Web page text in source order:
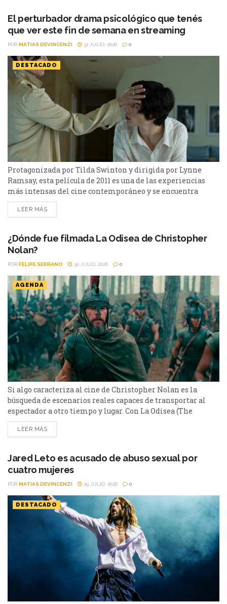
estado rodeada de...
El perturbador drama psicológico que tenés
que ver este fin de semana en streaming
POR MATIAS DEVINCENZI 31 JULIO, 2026 0
DESTACADO
Protagonizada por Tilda Swinton y dirigida por Lynne
Ramsay, esta película de 2011 es una de las experiencias
más intensas del cine contemporáneo y se encuentra
disponible en streaming. Hay películas que entretienen y
otras que dejan una marca difícil de borrar. Tenemos que
Basada en la novela homónima de Lionel...
LEER MÁS
¿Dónde fue filmada La Odisea de Christopher
Nolan?
POR FELIPE SERRANO 30 JULIO, 2026 0
AGENDA
Si algo caracteriza al cine de Christopher Nolan es la
búsqueda de escenarios reales capaces de transportar al
espectador a otro tiempo y lugar. Con La Odisea (The
Odyssey), el director volvió a apostar por paisajes
imponentes para recrear el viaje de Odiseo. El rodaje se
atención a lugares que...
LEER MÁS
Jared Leto es acusado de abuso sexual por
cuatro mujeres
POR MATIAS DEVINCENZI 29 JULIO, 2026 0
DESTACADO